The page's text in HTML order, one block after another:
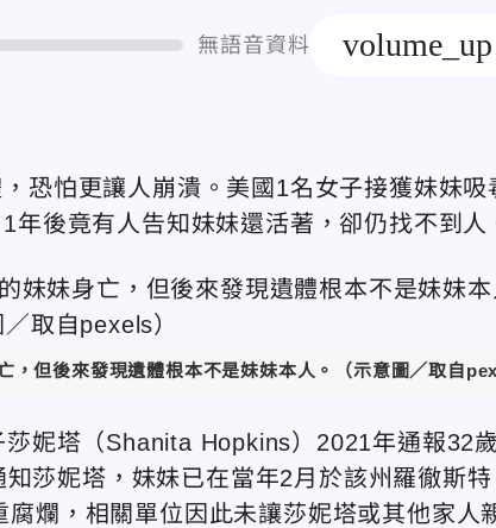
無語音資料 volume_up
恐怕更讓人崩潰。美國1名女子接獲妹妹吸
後竟有人告知妹妹還活著，卻仍找不到人
但後來發現遺體根本不是妹妹本人。（示意圖／取自
妮塔（Shanita Hopkins）2021年通報32
莎妮塔 ，妹妹已在當年2月於該州羅徹斯特
爛，相關單位因此未讓莎妮塔或其他家人